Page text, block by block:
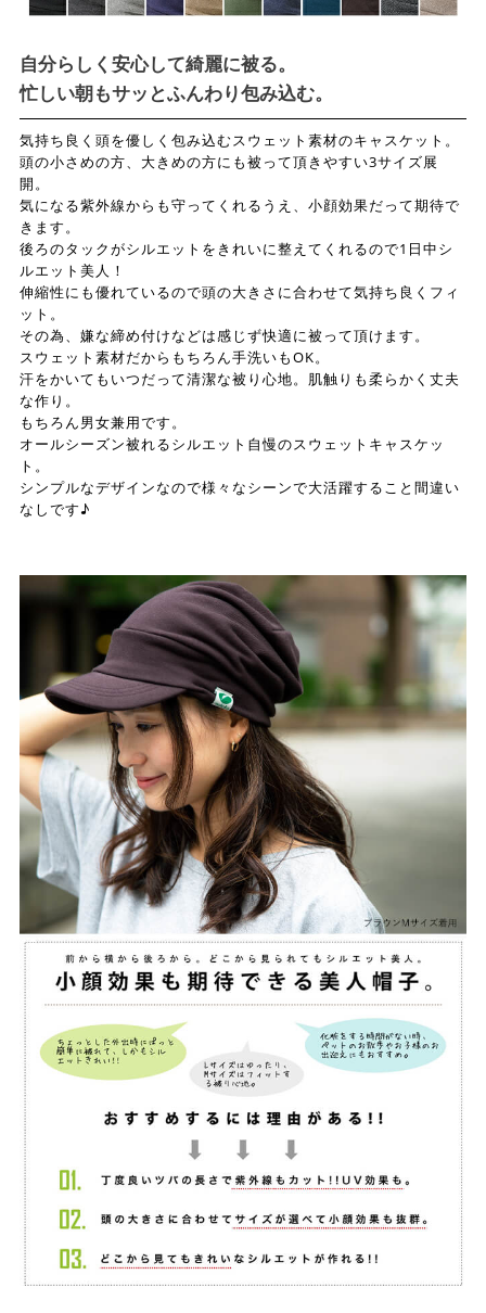
自分らしく安心して綺麗に被る。
忙しい朝もサッとふんわり包み込む。
気持ち良く頭を優しく包み込むスウェット素材のキャスケット。
頭の小さめの方、大きめの方にも被って頂きやすい3サイズ展
開。
気になる紫外線からも守ってくれるうえ、小顔効果だって期待で
きます。
後ろのタックがシルエットをきれいに整えてくれるので1日中シ
ルエット美人！
伸縮性にも優れているので頭の大きさに合わせて気持ち良くフィ
ット。
その為、嫌な締め付けなどは感じず快適に被って頂けます。
スウェット素材だからもちろん手洗いもOK。
汗をかいてもいつだって清潔な被り心地。肌触りも柔らかく丈夫
な作り。
もちろん男女兼用です。
オールシーズン被れるシルエット自慢のスウェットキャスケッ
ト。
シンプルなデザインなので様々なシーンで大活躍すること間違い
なしです♪